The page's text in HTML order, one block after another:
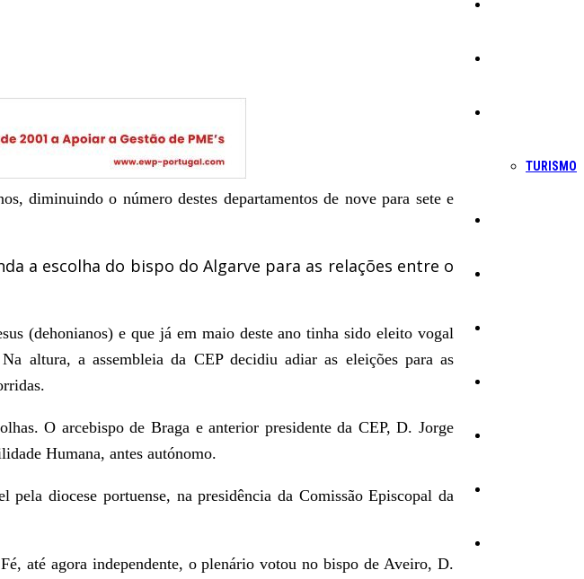
TURISMO
diminuindo o número destes departamentos de nove para sete e
a escolha do bispo do Algarve para as relações entre o
(dehonianos) e que já em maio deste ano tinha sido eleito vogal
altura, a assembleia da CEP decidiu adiar as eleições para as
O arcebispo de Braga e anterior presidente da CEP, D. Jorge
Humana, antes autónomo.
diocese portuense, na presidência da Comissão Episcopal da
até agora independente, o plenário votou no bispo de Aveiro, D.